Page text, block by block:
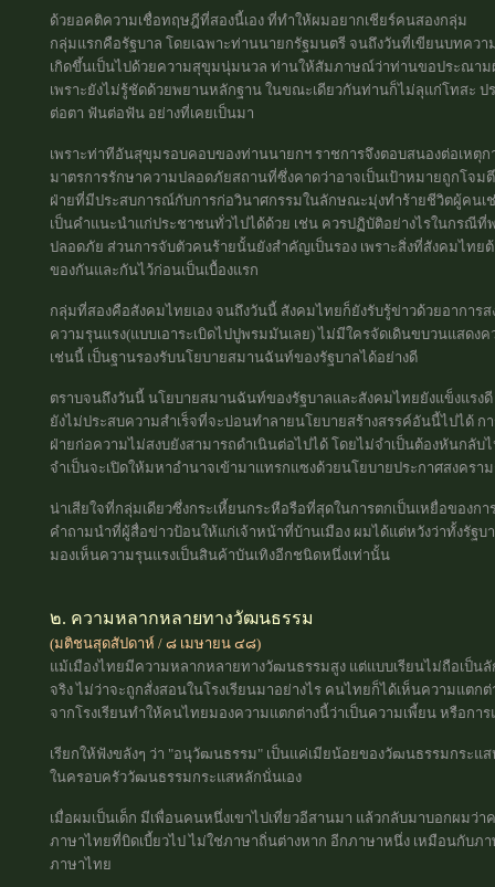
ด้วยอคติความเชื่อทฤษฎีที่สองนี้เอง ที่ทำให้ผมอยากเชียร์คนสองกลุ่ม
กลุ่มแรกคือรัฐบาล โดยเฉพาะท่านนายกรัฐมนตรี จนถึงวันที่เขียนบทคว
เกิดขึ้นเป็นไปด้วยความสุขุมนุ่มนวล ท่านให้สัมภาษณ์ว่าท่านขอประณาม
เพราะยังไม่รู้ชัดด้วยพยานหลักฐาน ในขณะเดียวกันท่านก็ไม่ลุแก่โทสะ
ต่อตา ฟันต่อฟัน อย่างที่เคยเป็นมา
เพราะท่าทีอันสุขุมรอบคอบของท่านนายกฯ ราชการจึงตอบสนองต่อเหตุ
มาตรการรักษาความปลอดภัยสถานที่ซึ่งคาดว่าอาจเป็นเป้าหมายถูกโจม
ฝ่ายที่มีประสบการณ์กับการก่อวินาศกรรมในลักษณะมุ่งทำร้ายชีวิตผู้คน
เป็นคำแนะนำแก่ประชาชนทั่วไปได้ด้วย เช่น ควรปฏิบัติอย่างไรในกรณี
ปลอดภัย ส่วนการจับตัวคนร้ายนั้นยังสำคัญเป็นรอง เพราะสิ่งที่สังคมไท
ของกันและกันไว้ก่อนเป็นเบื้องแรก
กลุ่มที่สองคือสังคมไทยเอง จนถึงวันนี้ สังคมไทยก็ยังรับรู้ข่าวด้วยอาการ
ความรุนแรง(แบบเอาระเบิดไปปูพรมมันเลย) ไม่มีใครจัดเดินขบวนแสด
เช่นนี้ เป็นฐานรองรับนโยบายสมานฉันท์ของรัฐบาลได้อย่างดี
ตราบจนถึงวันนี้ นโยบายสมานฉันท์ของรัฐบาลและสังคมไทยยังแข็งแรงดี
ยังไม่ประสบความสำเร็จที่จะบ่อนทำลายนโยบายสร้างสรรค์อันนี้ไปได้
ฝ่ายก่อความไม่สงบยังสามารถดำเนินต่อไปได้ โดยไม่จำเป็นต้องหันกลั
จำเป็นจะเปิดให้มหาอำนาจเข้ามาแทรกแซงด้วยนโยบายประกาศสงครา
น่าเสียใจที่กลุ่มเดียวซึ่งกระเหี้ยนกระหือรือที่สุดในการตกเป็นเหยื่อของ
คำถามนำที่ผู้สื่อข่าวป้อนให้แก่เจ้าหน้าที่บ้านเมือง ผมได้แต่หวังว่าทั้งรัฐ
มองเห็นความรุนแรงเป็นสินค้าบันเทิงอีกชนิดหนึ่งเท่านั้น
๒. ความหลากหลายทางวัฒนธรรม
(มติชนสุดสัปดาห์ / ๘ เมษายน ๔๘)
แม้เมืองไทยมีความหลากหลายทางวัฒนธรรมสูง แต่แบบเรียนไม่ถือเป็
จริง ไม่ว่าจะถูกสั่งสอนในโรงเรียนมาอย่างไร คนไทยก็ได้เห็นความแต
จากโรงเรียนทำให้คนไทยมองความแตกต่างนี้ว่าเป็นความเพี้ยน หรือกา
เรียกให้ฟังขลังๆ ว่า "อนุวัฒนธรรม" เป็นแค่เมียน้อยของวัฒนธรรมกระแ
ในครอบครัววัฒนธรรมกระแสหลักนั่นเอง
เมื่อผมเป็นเด็ก มีเพื่อนคนหนึ่งเขาไปเที่ยวอีสานมา แล้วกลับมาบอกผม
ภาษาไทยที่บิดเบี้ยวไป ไม่ใช่ภาษาถิ่นต่างหาก อีกภาษาหนึ่ง เหมือนกับภ
ภาษาไทย